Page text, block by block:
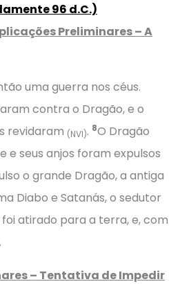
96 d.C.)
Preliminares – A
uma guerra nos céus.
contra o Dragão, e o
revidaram (NVI). 8O Dragão
e seus anjos foram expulsos
o grande Dragão, a antiga
Diabo e Satanás, o sedutor
atirado para a terra, e, com
.
– Tentativa de Impedir